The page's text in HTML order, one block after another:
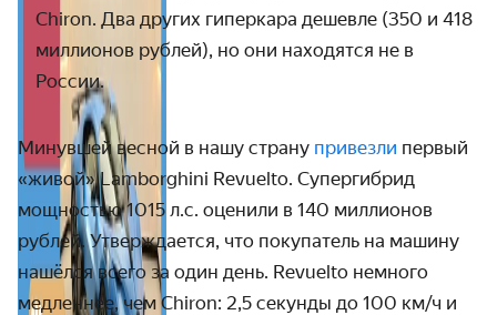
Chiron. Два других гиперкара дешевле (350 и 418
миллионов рублей), но они находятся не в
России.
Минувшей весной в нашу страну привезли первый
«живой» Lamborghini Revuelto. Супергибрид
мощностью 1015 л.с. оценили в 140 миллионов
рублей. Утверждается, что покупатель на машину
нашёлся всего за один день. Revuelto немного
медленнее, чем Chiron: 2,5 секунды до 100 км/ч и